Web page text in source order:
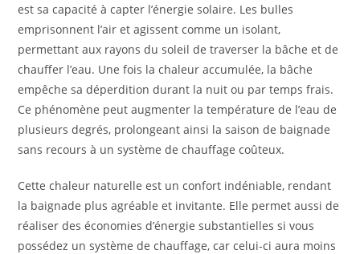
est sa capacité à capter l’énergie solaire. Les bulles
emprisonnent l’air et agissent comme un isolant,
permettant aux rayons du soleil de traverser la bâche et de
chauffer l’eau. Une fois la chaleur accumulée, la bâche
empêche sa déperdition durant la nuit ou par temps frais.
Ce phénomène peut augmenter la température de l’eau de
plusieurs degrés, prolongeant ainsi la saison de baignade
sans recours à un système de chauffage coûteux.
Cette chaleur naturelle est un confort indéniable, rendant
la baignade plus agréable et invitante. Elle permet aussi de
réaliser des économies d’énergie substantielles si vous
possédez un système de chauffage, car celui-ci aura moins